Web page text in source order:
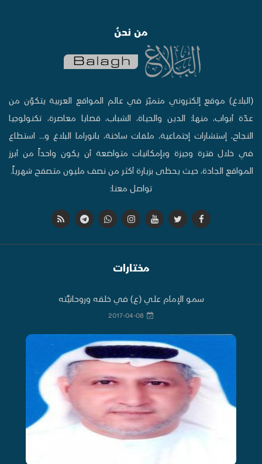
من نحنُ
(البلاغ) موقع إلكتروني متميّز في عالم المواقع العربية يتكوّن من
عدّة أبواب، منها: الدين والحياة، الشباب، قضايا معاصرة، تكنولوجيا
النجاح، إستشارات إجتماعية، ملفات ساخنة، بانوراما البلاغ و... استطاع
في خلال فترة وجيزة وبإمكانيات متواضعة أن يكون واحداً من أبرز
المواقع الجادة، حيث يحظى بزيارة أكثر من نصف مليون متصفح شهرياً.
تواصل معنا:
مختارات
سمو الإمام علي (ع) في خلقه وروحانيَّته
2017-04-08